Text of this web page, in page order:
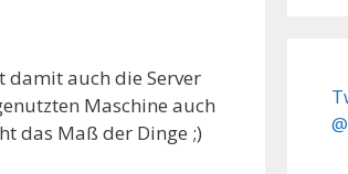
damit auch die Server
Maschine auch
das Maß der Dinge ;)